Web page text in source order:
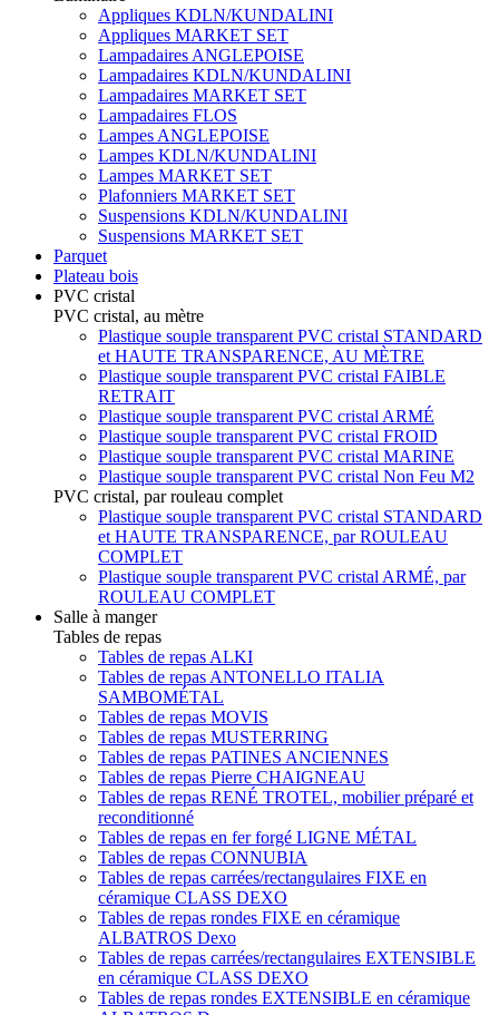
Appliques KDLN/KUNDALINI
Appliques MARKET SET
Lampadaires ANGLEPOISE
Lampadaires KDLN/KUNDALINI
Lampadaires MARKET SET
Lampadaires FLOS
Lampes ANGLEPOISE
Lampes KDLN/KUNDALINI
Lampes MARKET SET
Plafonniers MARKET SET
Suspensions KDLN/KUNDALINI
Suspensions MARKET SET
Parquet
Plateau bois
PVC cristal
PVC cristal, au mètre
Plastique souple transparent PVC cristal STANDARD
et HAUTE TRANSPARENCE, AU MÈTRE
Plastique souple transparent PVC cristal FAIBLE
RETRAIT
Plastique souple transparent PVC cristal ARMÉ
Plastique souple transparent PVC cristal FROID
Plastique souple transparent PVC cristal MARINE
Plastique souple transparent PVC cristal Non Feu M2
PVC cristal, par rouleau complet
Plastique souple transparent PVC cristal STANDARD
et HAUTE TRANSPARENCE, par ROULEAU
COMPLET
Plastique souple transparent PVC cristal ARMÉ, par
ROULEAU COMPLET
Salle à manger
Tables de repas
Tables de repas ALKI
Tables de repas ANTONELLO ITALIA
SAMBOMÉTAL
Tables de repas MOVIS
Tables de repas MUSTERRING
Tables de repas PATINES ANCIENNES
Tables de repas Pierre CHAIGNEAU
Tables de repas RENÉ TROTEL, mobilier préparé et
reconditionné
Tables de repas en fer forgé LIGNE MÉTAL
Tables de repas CONNUBIA
Tables de repas carrées/rectangulaires FIXE en
céramique CLASS DEXO
Tables de repas rondes FIXE en céramique
ALBATROS Dexo
Tables de repas carrées/rectangulaires EXTENSIBLE
en céramique CLASS DEXO
Tables de repas rondes EXTENSIBLE en céramique